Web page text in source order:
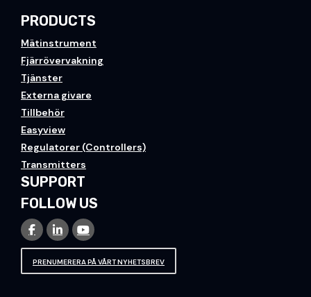
PRODUCTS
Mätinstrument
Fjärrövervakning
Tjänster
Externa givare
Tillbehör
Easyview
Regulatorer (Controllers)
Transmitters
SUPPORT
FOLLOW US
PRENUMERERA PÅ VÅRT NYHETSBREV